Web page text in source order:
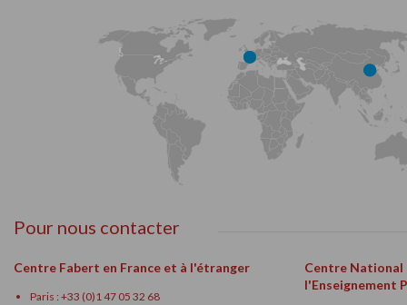
Pour nous contacter
Centre Fabert en France et à l'étranger
Paris : +33 (0)1 47 05 32 68
Centre National
l'Enseignement